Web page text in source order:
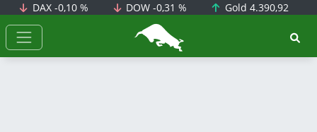
DAX -0,10 % DOW-0,31 % Gold 4.390,92
BörsenNEWS.de